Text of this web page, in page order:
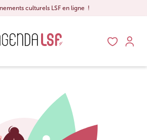
culturels LSF en ligne !